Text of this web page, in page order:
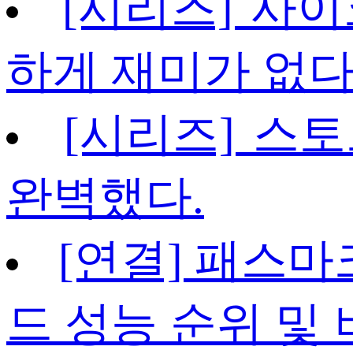
하게 재미가 없
[시리즈] 스
완벽했다.
[연결] 패스마
드 성능 순위 및